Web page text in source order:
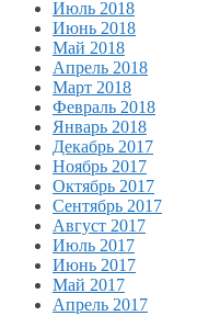
Июль 2018
Июнь 2018
Май 2018
Апрель 2018
Март 2018
Февраль 2018
Январь 2018
Декабрь 2017
Ноябрь 2017
Октябрь 2017
Сентябрь 2017
Август 2017
Июль 2017
Июнь 2017
Май 2017
Апрель 2017